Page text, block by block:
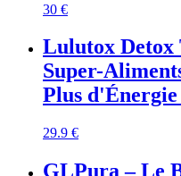
30 €
Lulutox Detox
Super-
Plus
29.9 €
GLPura – Le